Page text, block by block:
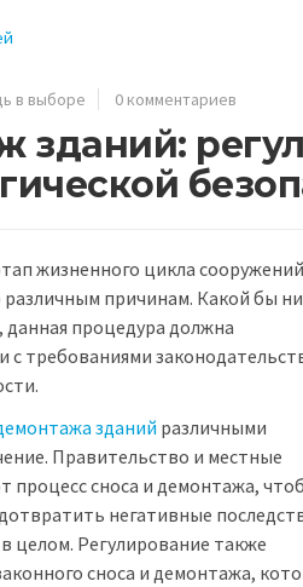
в выборе 0 комментариев
зданий:
жизненного цикла
причинам. Какой бы ни
процедура должна
с требованиями
зданий различными
Правительство и местные
процесс сноса и демонтажа,
негативные
целом. Регулирование также
сноса и демонтажа,